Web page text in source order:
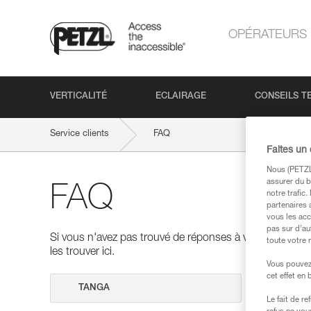
OPÉRATEURS
VERTICALITÉ ECLAIRAGE CONSEILS
Service clients FAQ
FAQ
Si vous n'avez pas trouvé de réponses à vos
les trouver ici.
Faites un
Nous
assurer du
notre trafic.
partenaires
vous les
pas sur
toute votre
Vous
cet effet en
Le fait de